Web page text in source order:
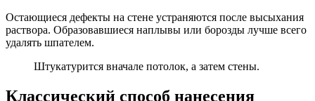
Остающиеся дефекты на стене устраняются после высыхания
раствора. Образовавшиеся наплывы или борозды лучше всего
удалять шпателем.
Штукатурится вначале потолок, а затем стены.
Классический способ нанесения